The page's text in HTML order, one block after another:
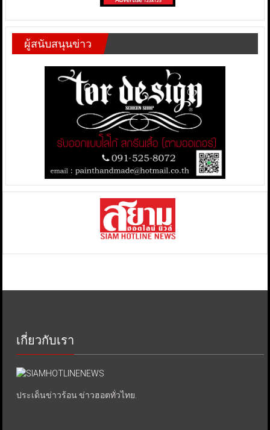
ผู้สนับสนุนข่าว
เกี่ยวกับเรา
ประเด็นข่าวร้อน ข่าวฮอตทั่วไทย.